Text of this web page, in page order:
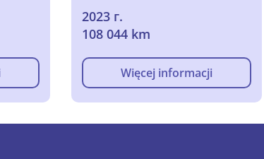
2023 г.
108 044 km
Więcej informacji